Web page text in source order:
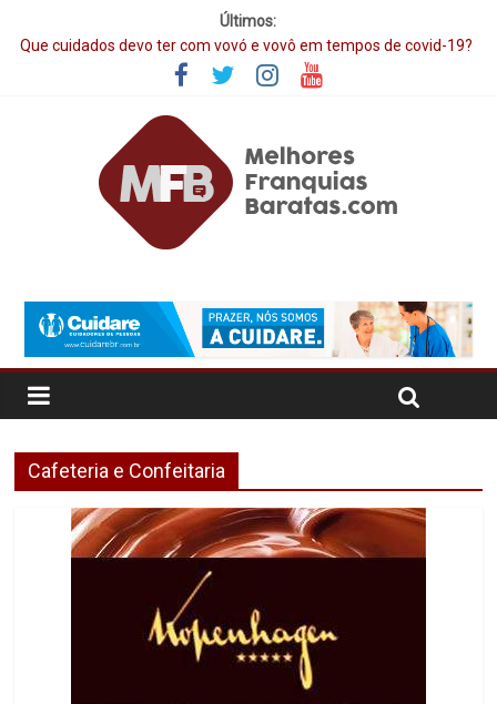
Últimos:
Que cuidados devo ter com vovó e vovô em tempos de covid-19?
Aqui está o manual completo
Temaki Fry: a temakeria que fatura R$12 milhões por ano!
ESTÃO ABERTAS AS INSCRIÇÕES PARA O GUIA DE FRANQUIAS
20 franquias para ter um negócio pronto já depois do Carnaval
O Boticário mantém liderança entre as maiores franquias do
Cafeteria e Confeitaria